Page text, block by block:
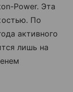
Power. Эта
По
активного
лишь на